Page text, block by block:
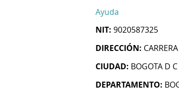
Ayuda
NIT: 9020587325
DIRECCIÓN:
CIUDAD: BOGOTA D C
DEPARTAMENTO: